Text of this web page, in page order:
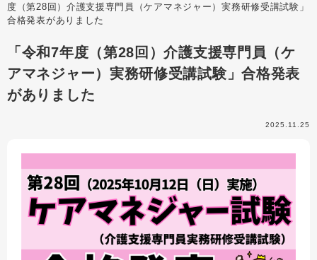
度（第28回）介護支援専門員（ケアマネジャー）実務研修受講試験」
合格発表がありました
「令和7年度（第28回）介護支援専門員（ケ
アマネジャー）実務研修受講試験」合格発表
がありました
2025.11.25